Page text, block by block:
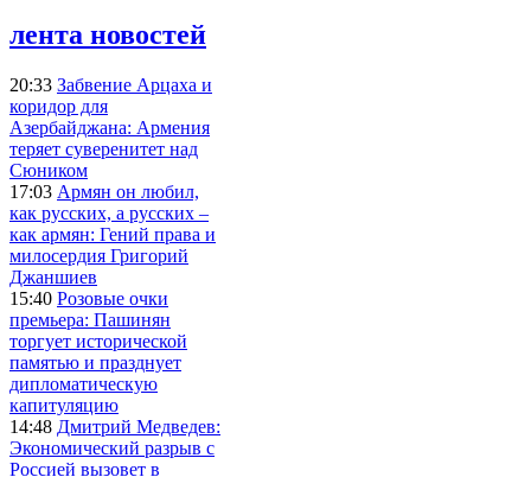
лента новостей
20:33 Забвение Арцаха и
коридор для
Азербайджана: Армения
теряет суверенитет над
Сюником
17:03 Армян он любил,
как русских, а русских –
как армян: Гений права и
милосердия Григорий
Джаншиев
15:40 Розовые очки
премьера: Пашинян
торгует исторической
памятью и празднует
дипломатическую
капитуляцию
14:48 Дмитрий Медведев:
Экономический разрыв с
Россией вызовет в